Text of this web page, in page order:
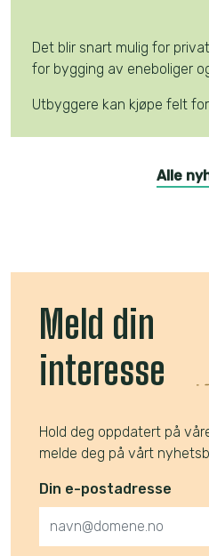
Det blir snart mulig for
for bygging av eneboliger
Utbyggere kan kjøpe felt
Alle
Meld din
interesse
Hold deg oppdatert på
melde deg på vårt
Din e-postadresse